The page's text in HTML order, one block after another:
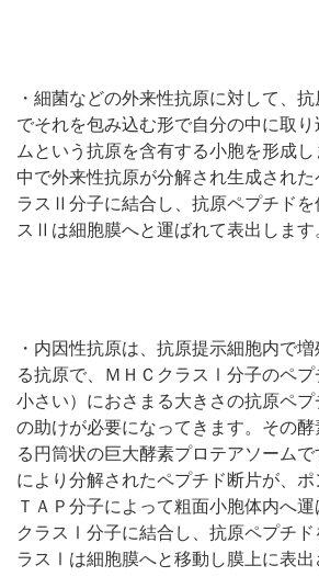
・細菌などの外来性抗原に対して、
でそれを包み込む形で自分の中に取
ムという抗原を含有する小胞を形成
中で外来性抗原が分解され生成され
ラスⅡ分子に結合し、抗原ペプチドを
スⅡは細胞膜へと運ばれて表出します
・内因性抗原は、抗原提示細胞内で
る抗原で、ＭＨＣクラスⅠ分子のペプ
小さい）におさまる大きさの抗原ペ
の助けが必要になってきます。その
る円筒状の巨大酵素プロテアソーム
により分解されたペプチド断片が、
ＴＡＰ分子によって粗面小胞体内へ
クラスⅠ分子に結合し、抗原ペプチド
ラスⅠは細胞膜へと移動し膜上に表出